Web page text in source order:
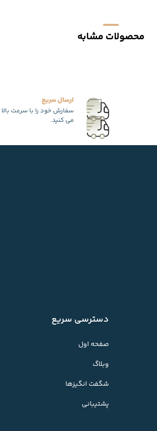
محصولات مشابه
ارسال سریع
سفارش خود را با سرعت
می کنید.
دسترسی سریع
صفحه اول
وبلاگ
شگفت انگیزها
پشتیبانی